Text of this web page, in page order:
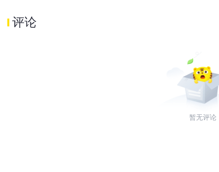
评论
暂无评论